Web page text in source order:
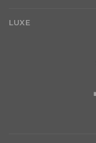
LUXE